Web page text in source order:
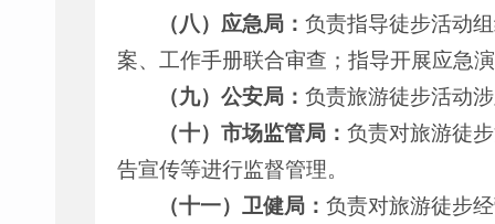
（八）应急局：负责指导徒步活动
案、工作手册联合审查；指导开展应急
（九）公安局：负责旅游徒步活动
（十）市场监管局：负责对旅游徒
告宣传等进行监督管理。
（十一）卫健局：负责对旅游徒步